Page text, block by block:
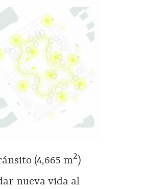
ánsito (4,665 m2)
nueva vida al